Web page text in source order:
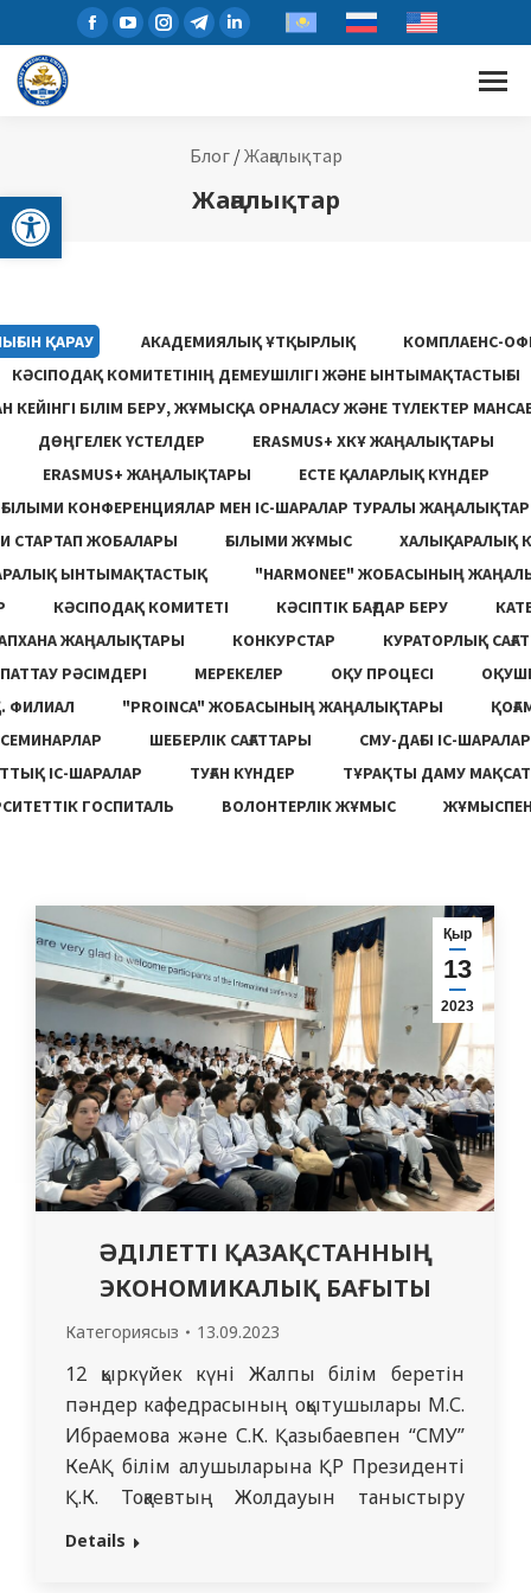
Open toolbar
Блог/Жаңалықтар
Жаңалықтар
ҚАРАУ АКАДЕМИЯЛЫҚ ҰТҚЫРЛЫҚ
КОМПЛАЕНС-
КӘСІПОДАҚ КОМИТЕТІНІҢ ДЕМЕУШІЛІГІ ЖӘНЕ ЫНТЫМАҚТАСТЫҒЫ
КЕЙІНГІ БІЛІМ БЕРУ, ЖҰМЫСҚА ОРНАЛАСУ ЖƏНЕ ТҮЛЕКТЕР
ДӨҢГЕЛЕК ҮСТЕЛДЕР
ERASMUS+ ХКҰ ЖАҢАЛЫҚТАРЫ
ERASMUS+ ЖАҢАЛЫҚТАРЫ
ЕСТЕ ҚАЛАРЛЫҚ КҮНДЕР
ҒЫЛЫМИ КОНФЕРЕНЦИЯЛАР МЕН ІС-ШАРАЛАР ТУРАЛЫ ЖАҢАЛЫҚТАР
СТАРТАП ЖОБАЛАРЫ
ҒЫЛЫМИ ЖҰМЫС
ХАЛЫҚАРАЛЫҚ
ЫНТЫМАҚТАСТЫҚ
"HARMONEE" ЖОБАСЫНЫҢ
КӘСІПОДАҚ КОМИТЕТІ КӘСІПТІК БАҒДАР БЕРУ
ЖАҢАЛЫҚТАРЫ
КОНКУРСТАР
КУРАТОРЛЫҚ
РӘСІМДЕРІ
МЕРЕКЕЛЕР ОҚУ ПРОЦЕСІ
ФИЛИАЛ
"PROINCA" ЖОБАСЫНЫҢ ЖАҢАЛЫҚТАРЫ
СЕМИНАРЛАР
ШЕБЕРЛІК САҒАТТАРЫ
СМУ-ДАҒЫ ІС-ШАРАЛАР
ІС-ШАРАЛАР
ТУҒАН КҮНДЕР
ТҰРАҚТЫ ДАМУ
ГОСПИТАЛЬ
ВОЛОНТЕРЛІК ЖҰМЫС
Қыр
13
2023
ӘДІЛЕТТІ ҚАЗАҚСТАННЫҢ
ЭКОНОМИКАЛЫҚ БАҒЫТЫ
Категориясыз 13.09.2023
12 қыркүйек күні Жалпы білім беретін
пәндер кафедрасының оқытушылары М.С.
Ибраемова және С.К. Қазыбаевпен “СМУ”
КеАҚ білім алушыларына ҚР Президенті
Қ.К. Тоқаевтың Жолдауын таныстыру
мақсатында түсіндірме жұмыстары
Details